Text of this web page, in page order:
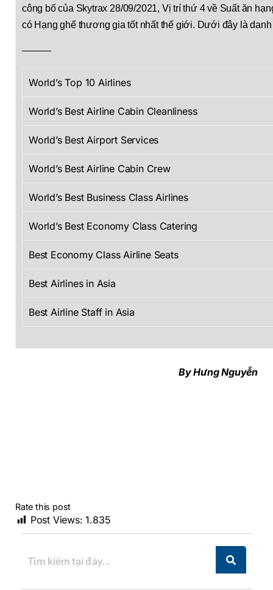
công bố của Skytrax 28/09/2021, Vị trí thứ 4 về Suất ăn
có Hạng ghế thương gia tốt nhất thế giới. Dưới đây là
———
World’s Top 10 Airlines
World’s Best Airline Cabin Cleanliness
World’s Best Airport Services
World’s Best Airline Cabin Crew
World’s Best Business Class Airlines
World’s Best Economy Class Catering
Best Economy Class Airline Seats
Best Airlines in Asia
Best Airline Staff in Asia
By Hưng Nguyễn
Rate this post
Post Views: 1.835